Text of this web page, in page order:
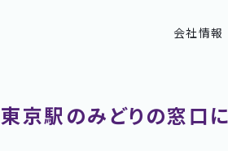
会社情報
東京駅のみどりの窓口